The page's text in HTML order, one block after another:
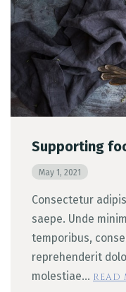
Supporting
May 1, 2021
Consectetur
saepe. Unde
temporibus,
reprehenderit
molestiae… READ